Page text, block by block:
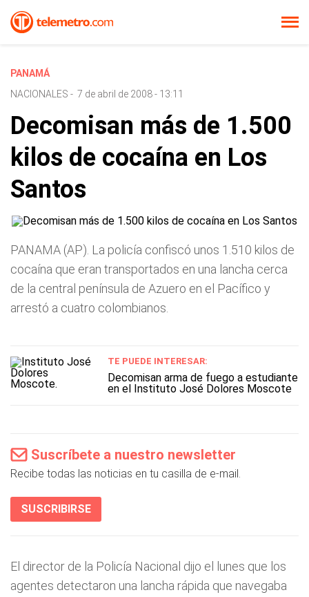
PANAMÁ
NACIONALES - 7 de abril de 2008 - 13:11
Decomisan más de 1.500
kilos de cocaína en Los
Santos
PANAMA (AP). La policía confiscó unos 1.510 kilos de
cocaína que eran transportados en una lancha cerca
de la central península de Azuero en el Pacífico y
arrestó a cuatro colombianos.
TE PUEDE INTERESAR:
Decomisan arma de fuego a estudiante
en el Instituto José Dolores Moscote
Suscríbete a nuestro newsletter
Recibe todas las noticias en tu casilla de e-mail.
SUSCRIBIRSE
El director de la Policía Nacional dijo el lunes que los
agentes detectaron una lancha rápida que navegaba